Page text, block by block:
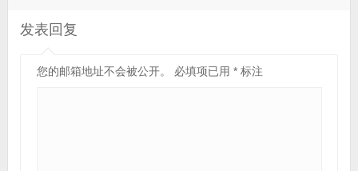
发表回复
您的邮箱地址不会被公开。 必填项已用 *标注